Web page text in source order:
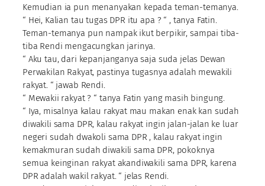
Kemudian ia pun menanyakan kepada teman-temanya.
“ Hei, Kalian tau tugas DPR itu apa ? “ , tanya Fatin.
Teman-temanya pun nampak ikut berpikir, sampai tiba-
tiba Rendi mengacungkan jarinya.
“ Aku tau, dari kepanjanganya saja suda jelas Dewan
Perwakilan Rakyat, pastinya tugasnya adalah mewakili
rakyat. “ jawab Rendi.
“ Mewakii rakyat ? “ tanya Fatin yang masih bingung.
“ Iya, misalnya kalau rakyat mau makan enak kan sudah
diwakili sama DPR, kalau rakyat ingin jalan-jalan ke luar
negeri sudah dwakoli sama DPR , kalau rakyat ingin
kemakmuran sudah diwakili sama DPR, pokoknya
semua keinginan rakyat akandiwakili sama DPR, karena
DPR adalah wakil rakyat. “ jelas Rendi.